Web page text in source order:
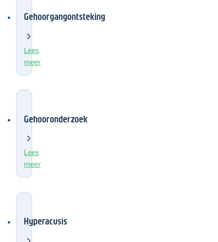
Gehoorgangontsteking
Lees
meer
Gehooronderzoek
Lees
meer
Hyperacusis